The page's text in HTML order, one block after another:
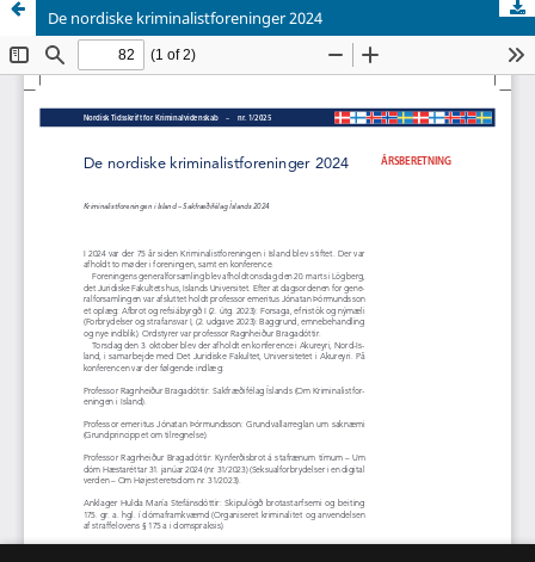
De nordiske kriminalistforeninger 2024